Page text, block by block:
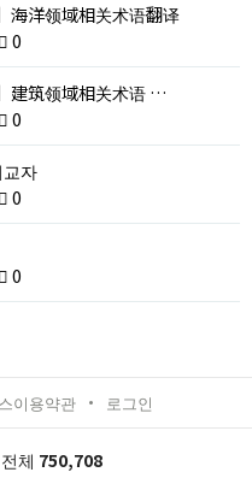
海洋领域相关术语翻译
0
建筑领域相关术语 …
0
교자
0
0
이용약관 로그인
체 750,708